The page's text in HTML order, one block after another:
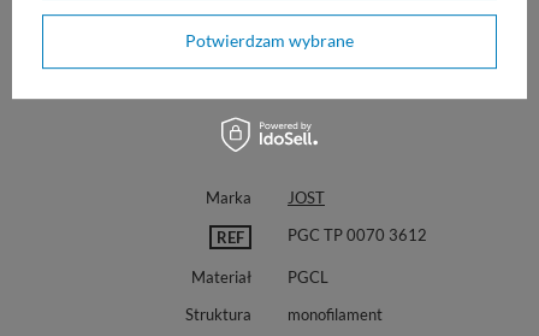
Marka JOST
REF PGC TP 0070 3612
Materiał
PGCL
Struktura
monofilament
Potwierdzam wybrane